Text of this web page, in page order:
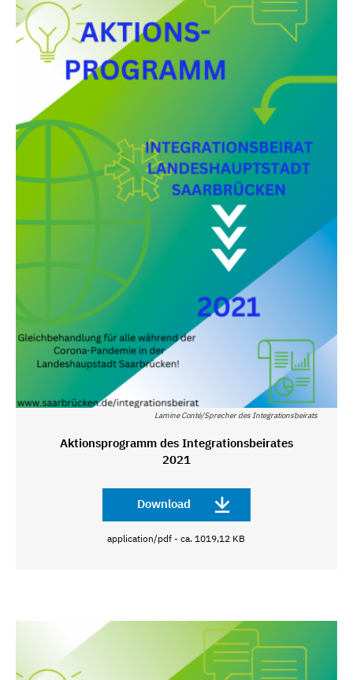
Lamine Conté/Sprecher des Integrationsbeirats
Aktionsprogramm des Integrationsbeirates
2021
Download
application/pdf - ca. 1019,12 KB